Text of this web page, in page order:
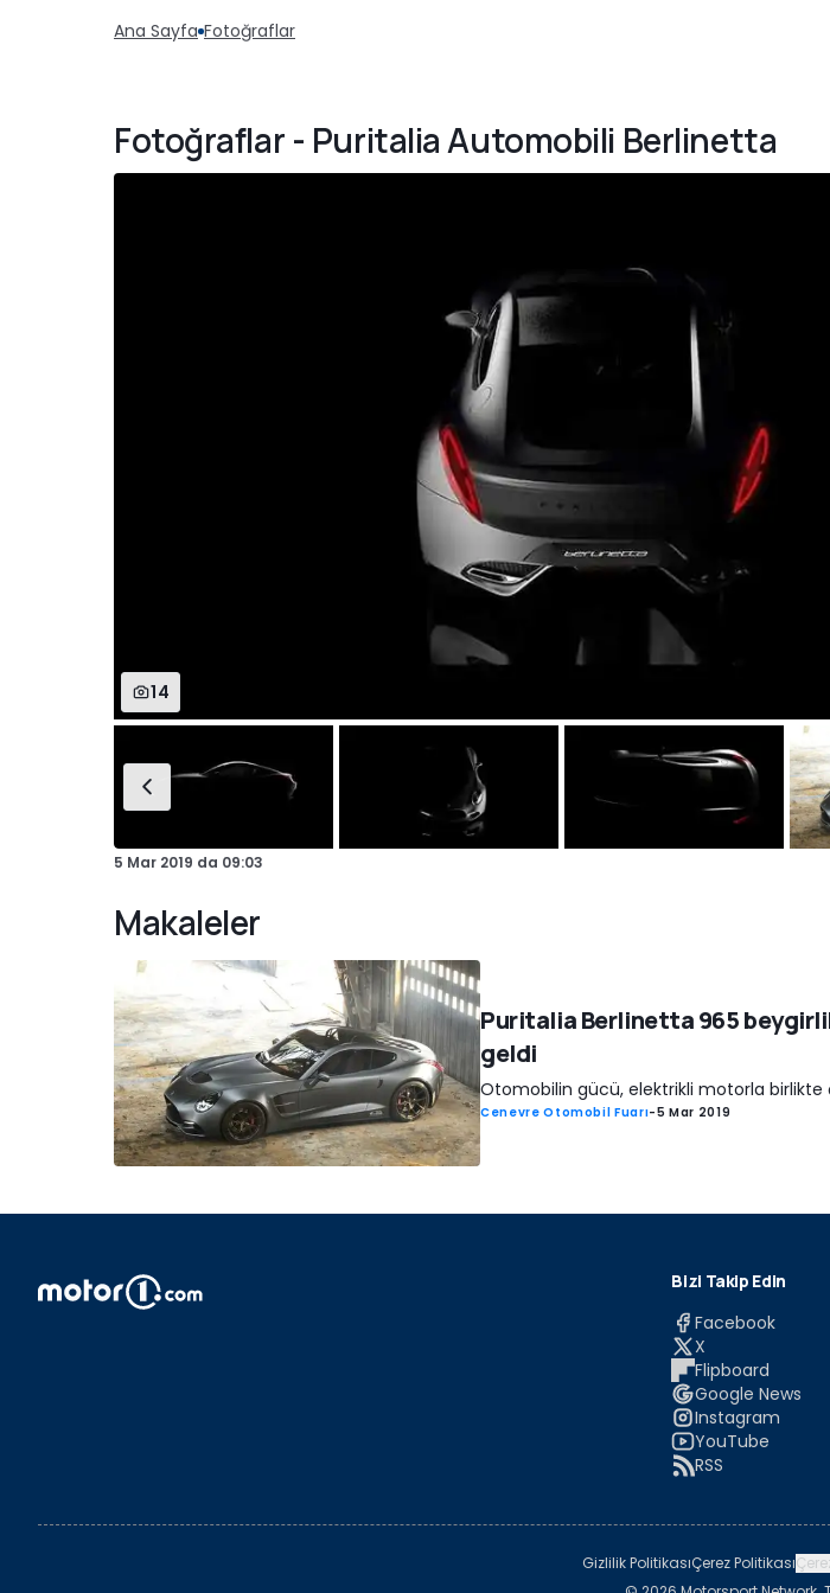
Ana Sayfa Fotoğraflar
Fotoğraflar - Puritalia Automobili Berlinetta
14
5 Mar 2019 da 09:03
Makaleler
Puritalia Berlinetta 965
geldi
Otomobilin gücü, elektrikli motorla birlikte
Cenevre Otomobil Fuarı-5 Mar 2019
Bizi Takip Edin
Facebook
X
Flipboard
Google News
Instagram
YouTube
RSS
Gizlilik PolitikasıÇerez Politikası